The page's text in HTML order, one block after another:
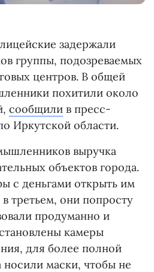
задержали
группы, подозреваемых
центров. В общей
похитили около
сообщили в пресс-
Иркутской области.
выручка
объектов города.
с деньгами открыть им
третьем, они попросту
продуманно и
камеры
для более полной
носили маски, чтобы не